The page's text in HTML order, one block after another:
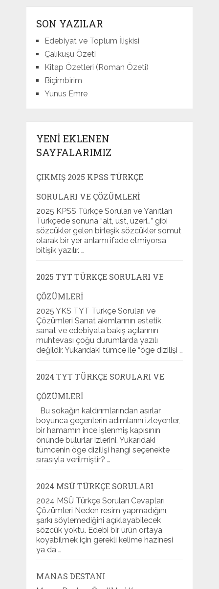
SON YAZILAR
Edebiyat ve Toplum İlişkisi
Çalıkuşu Özeti
Kitap Özetleri (Roman Özeti)
Biçimbirim
Yunus Emre
YENI EKLENEN
SAYFALARIMIZ
ÇIKMIŞ 2025 KPSS TÜRKÇE
SORULARI VE ÇÖZÜMLERI
2025 KPSS Türkçe Soruları ve Yanıtları
Türkçede sonuna “alt, üst, üzeri…” gibi
sözcükler gelen birleşik sözcükler somut
olarak bir yer anlamı ifade etmiyorsa
bitişik yazılır. …
2025 TYT TÜRKÇE SORULARI VE
ÇÖZÜMLERI
2025 YKS TYT Türkçe Soruları ve
Çözümleri Sanat akımlarının estetik,
sanat ve edebiyata bakış açılarının
muhtevası çoğu durumlarda yazılı
değildir. Yukarıdaki tümce ile “öge dizilişi …
2024 TYT TÜRKÇE SORULARI VE
ÇÖZÜMLERI
Bu sokağın kaldırımlarından asırlar
boyunca geçenlerin adımlarını izleyenler,
bir hamamın ince işlenmiş kapısının
önünde bulurlar izlerini. Yukarıdaki
tümcenin öge dizilişi hangi seçenekte
sırasıyla verilmiştir? …
2024 MSÜ TÜRKÇE SORULARI
2024 MSÜ Türkçe Soruları Cevapları
Çözümleri Neden resim yapmadığını,
şarkı söylemediğini açıklayabilecek
sözcük yoktu. Edebi bir ürün ortaya
koyabilmek için gerekli kelime hazinesi
ya da …
MANAS DESTANI